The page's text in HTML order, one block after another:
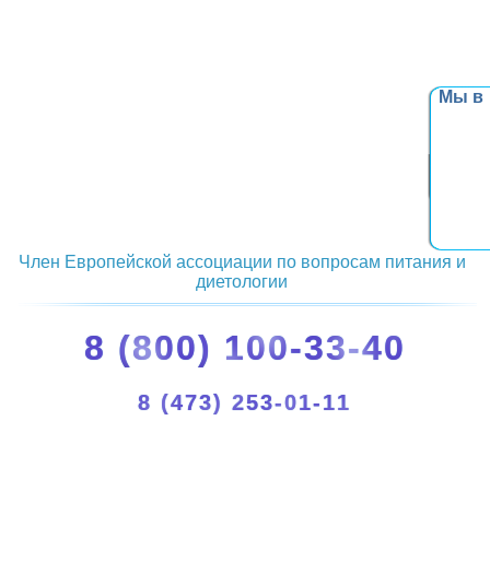
Мы в
Член Европейской ассоциации по вопросам питания и
диетологии
8 (800) 100-33-40
8 (473) 253-01-11